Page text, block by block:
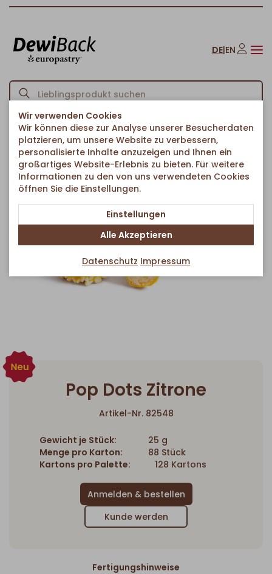
DE|EN
Startseite American Bakery Donuts/ Pop Dots Zitrone
Zurück zur Artikelübersicht
Pop Dots Zitrone
Artikel-Nr. 82548
Gewicht je Stück:
25 g
Menge pro Karton:
88 Stück
Kartons pro Palette:
128 Kartons
Kunde werden
Fertigungshinweise
Wir verwenden Cookies
Wir können diese zur Analyse unserer Besucherdaten
platzieren, um unsere Website zu verbessern,
personalisierte Inhalte anzuzeigen und Ihnen ein
großartiges Website-Erlebnis zu bieten. Für weitere
Informationen zu den von uns verwendeten Cookies
öffnen Sie die Einstellungen.
Einstellungen
Alle Akzeptieren
Datenschutz Impressum